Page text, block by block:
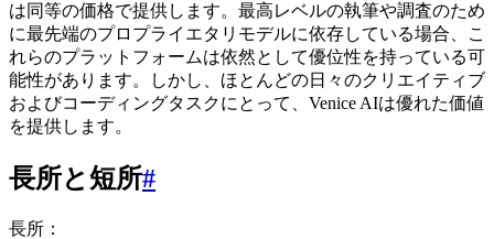
は同等の価格で提供します。最高レベルの執筆や調査のため
に最先端のプロプライエタリモデルに依存している場合、こ
れらのプラットフォームは依然として優位性を持っている可
能性があります。しかし、ほとんどの日々のクリエイティブ
およびコーディングタスクにとって、Venice AIは優れた価値
を提供します。
長所と短所#
長所：